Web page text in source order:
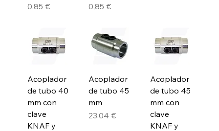
Precio
0,85 €
Precio
0,85 €
Acoplador
de tubo 40
mm con
clave
KNAF y
Acoplador
de tubo 45
mm
Precio
23,04 €
Acoplador
de tubo 45
mm con
clave
KNAF y